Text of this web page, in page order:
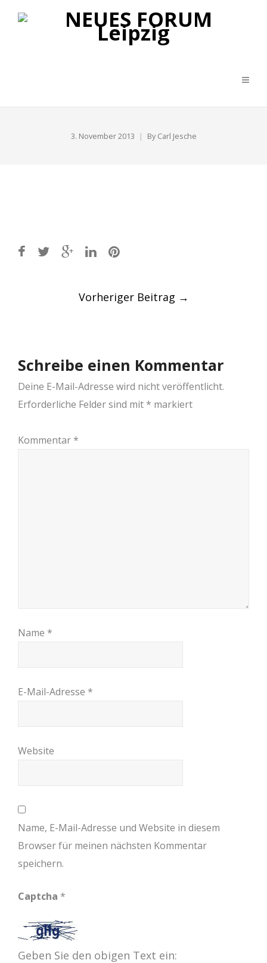
3. November 2013 By Carl Jesche
Vorheriger Beitrag →
Schreibe einen Kommentar
Deine E-Mail-Adresse wird nicht veröffentlicht.
Erforderliche Felder sind mit * markiert
Kommentar *
Name *
E-Mail-Adresse *
Website
Name, E-Mail-Adresse und Website in diesem
Browser für meinen nächsten Kommentar
speichern.
Captcha *
Geben Sie den obigen Text ein: